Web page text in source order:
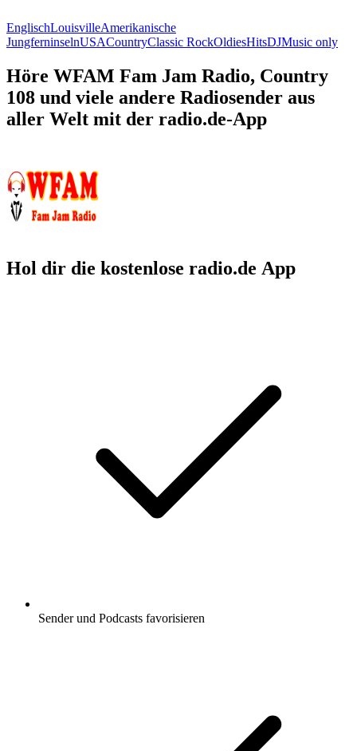
EnglischLouisvilleAmerikanische
JungferninselnUSACountryClassic RockOldiesHitsDJMusic only
Höre WFAM Fam Jam Radio, Country
108 und viele andere Radiosender aus
aller Welt mit der radio.de-App
Hol dir die kostenlose radio.de App
Sender und Podcasts favorisieren